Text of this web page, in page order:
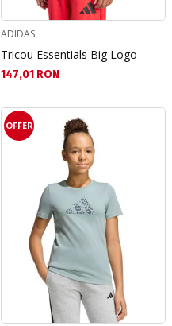
ADIDAS
Tricou Essentials Big Logo
Текуща цена:
147,01 RON
OFFER